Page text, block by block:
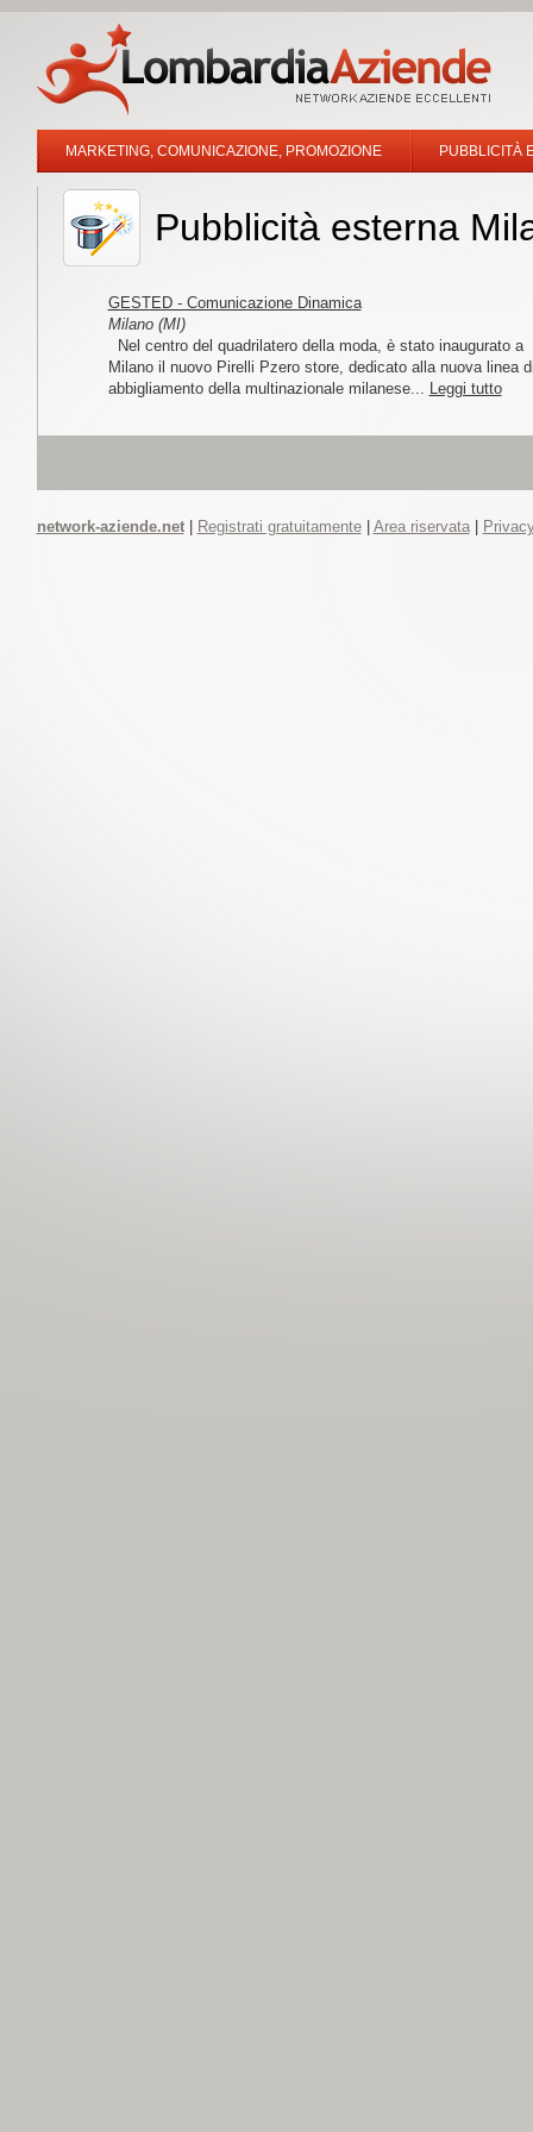
MARKETING, COMUNICAZIONE, PROMOZIONE PUBBLICITÀ
Pubblicità esterna
GESTED - Comunicazione Dinamica
Milano (MI)
Nel centro del quadrilatero della moda, è stato inaugurato a
Milano il nuovo Pirelli Pzero store, dedicato alla nuova linea
abbigliamento della multinazionale milanese... Leggi tutto
network-aziende.net| Registrati gratuitamente| Area riservata|